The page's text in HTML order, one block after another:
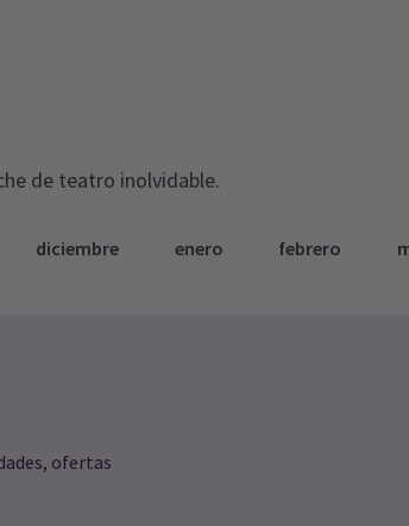
de teatro inolvidable.
diciembre enero febrero
ofertas